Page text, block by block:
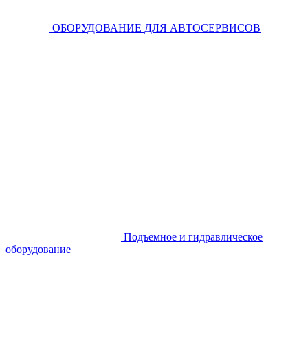
ОБОРУДОВАНИЕ ДЛЯ АВТОСЕРВИСОВ
Подъемное и гидравлическое
оборудование